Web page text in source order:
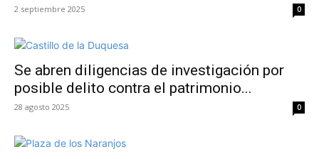
2 septiembre 2025 0
Se abren diligencias de investigación por
posible delito contra el patrimonio...
28 agosto 2025 0